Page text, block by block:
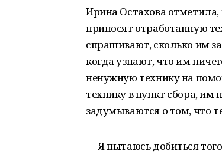
Ирина Остахова
приносят отработанную
спрашивают, сколько им
когда узнают, что им
ненужную технику на
технику в пункт сбора,
задумываются о том, что
— Я пытаюсь добиться